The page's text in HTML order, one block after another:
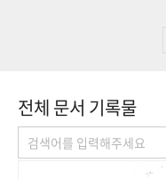
전체 문서 기록물